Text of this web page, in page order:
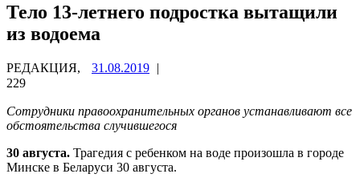
Тело 13-летнего подростка вытащили
из водоема
РЕДАКЦИЯ, 31.08.2019 |
229
Сотрудники правоохранительных органов устанавливают все
обстоятельства случившегося
30 августа. Трагедия с ребенком на воде произошла в городе
Минске в Беларуси 30 августа.